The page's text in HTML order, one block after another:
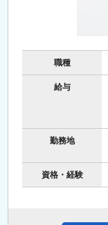
職種
給与
勤務地
資格・経験